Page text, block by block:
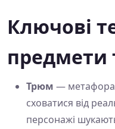
Ключові
предмети
Трюм — метафора
сховатися від
персонажі